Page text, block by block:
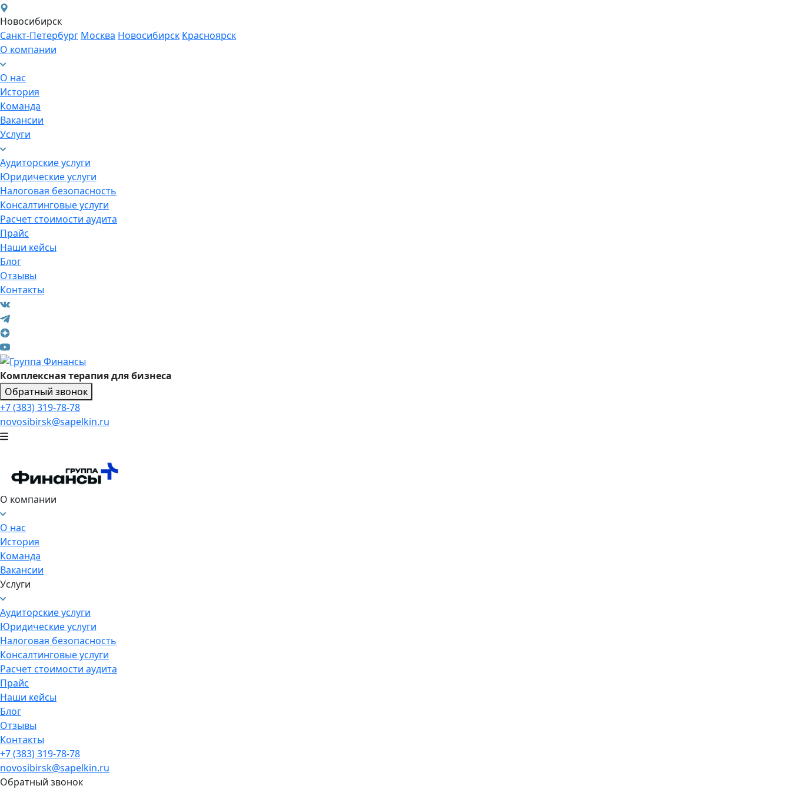
Новосибирск
Санкт-Петербург Москва Новосибирск Красноярск
О компании
О нас
История
Команда
Вакансии
Услуги
Аудиторские услуги
Юридические услуги
Налоговая безопасность
Консалтинговые услуги
Расчет стоимости аудита
Прайс
Наши кейсы
Блог
Отзывы
Контакты
Комплексная терапия для бизнеса
Обратный звонок
+7 (383) 319-78-78
novosibirsk@sapelkin.ru
О компании
О нас
История
Команда
Вакансии
Услуги
Аудиторские услуги
Юридические услуги
Налоговая безопасность
Консалтинговые услуги
Расчет стоимости аудита
Прайс
Наши кейсы
Блог
Отзывы
Контакты
+7 (383) 319-78-78
novosibirsk@sapelkin.ru
Обратный звонок